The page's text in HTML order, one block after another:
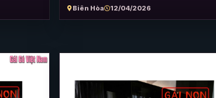
Biên Hòa 12/04/2026